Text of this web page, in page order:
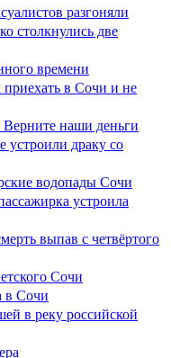
разгоняли
столкнулись две
времени
в Сочи и не
наши деньги
устроили драку со
водопады Сочи
устроила
выпав с четвёртого
Сочи
в Сочи
в реку российской